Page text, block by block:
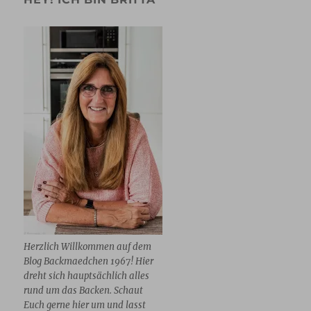
Herzlich Willkommen auf dem
Blog Backmaedchen 1967! Hier
dreht sich hauptsächlich alles
rund um das Backen. Schaut
Euch gerne hier um und lasst